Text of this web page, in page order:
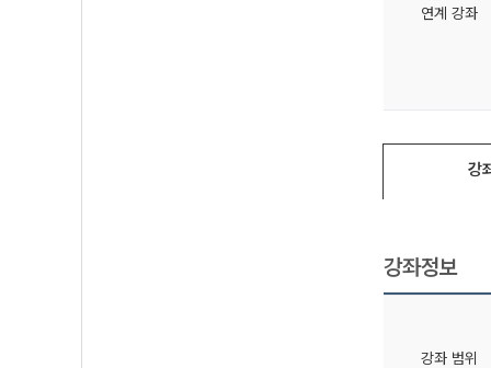
연계 강좌
강
강좌정보
강좌 범위